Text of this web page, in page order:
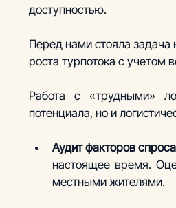
доступностью.
Перед нами стояла задача
роста турпотока с учетом
Работа с «трудными»
потенциала, но и
Аудит факторов
настоящее время.
местными жителями.